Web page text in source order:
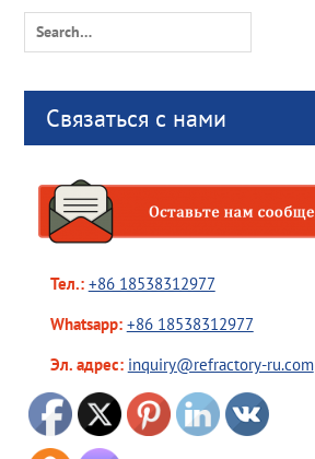
Search
Связаться с нами
Тел.: +86 18538312977
Whatsapp: +86 18538312977
Эл. адрес: inquiry@refractory-ru.com